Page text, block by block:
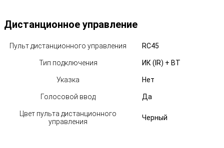
Дистанционное управление
Пульт дистанционного управления RC45
Тип подключения ИК (IR) + ВТ
Указка Нет
Голосовой ввод Да
Цвет пульта дистанционного
управления
Черный